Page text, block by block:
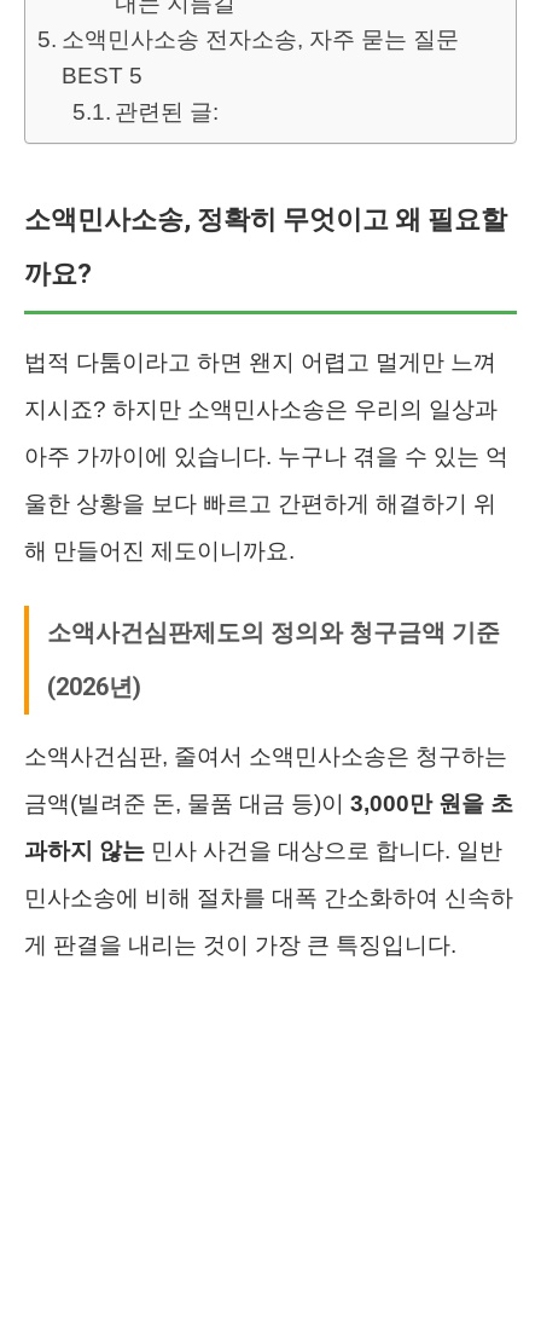
소액민사소송 전자소송, 자주 묻는 질문
BEST 5
관련된 글:
소액민사소송, 정확히 무엇이고 왜 필요할
까요?
법적 다툼이라고 하면 왠지 어렵고 멀게만 느껴
지시죠? 하지만 소액민사소송은 우리의 일상과
아주 가까이에 있습니다. 누구나 겪을 수 있는 억
울한 상황을 보다 빠르고 간편하게 해결하기 위
해 만들어진 제도이니까요.
소액사건심판제도의 정의와 청구금액 기준
(2026년)
소액사건심판, 줄여서 소액민사소송은 청구하는
금액(빌려준 돈, 물품 대금 등)이 3,000만 원을 초
과하지 않는 민사 사건을 대상으로 합니다. 일반
민사소송에 비해 절차를 대폭 간소화하여 신속하
게 판결을 내리는 것이 가장 큰 특징입니다.